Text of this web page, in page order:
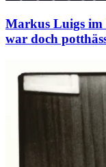
Markus Luigs im
war doch